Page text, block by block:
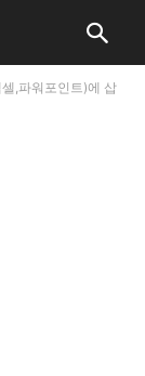
,파워포인트)에 삽